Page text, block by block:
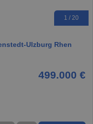
1 / 20
Ulzburg Rhen
499.000 €